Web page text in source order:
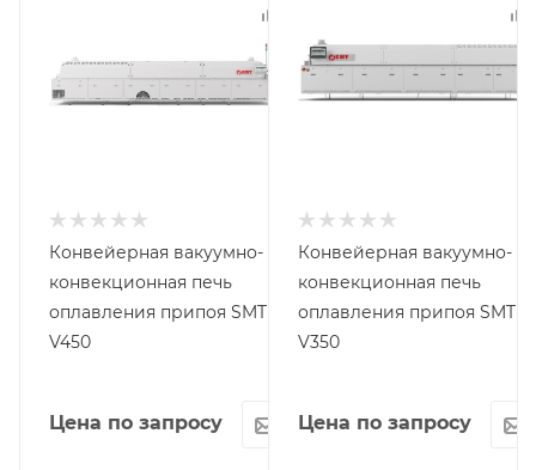
Конвейерная вакуумно-
конвекционная печь
оплавления припоя SMT
V450
Цена по запросу
Конвейерная вакуумно-
конвекционная печь
оплавления припоя SMT
V350
Цена по запросу